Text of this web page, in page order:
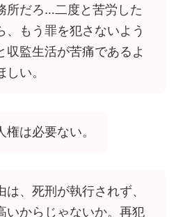
所だろ…二度と苦労した
、もう罪を犯さないよう
収監生活が苦痛であるよ
しい。
権は必要ない。
は、死刑が執行されず、
いからじゃないか。再犯